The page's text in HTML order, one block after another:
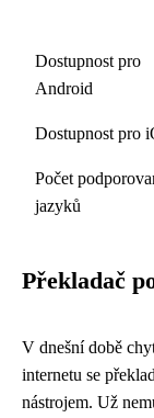
Dostupnost pro
Android
Dostupnost pro
Počet
jazyků
Překladač
V dnešní době
internetu se
nástrojem. Už